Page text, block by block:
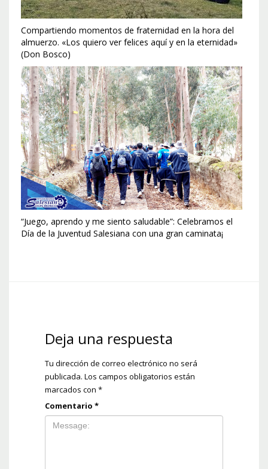
Compartiendo momentos de fraternidad en la hora del
almuerzo. «Los quiero ver felices aquí y en la eternidad»
(Don Bosco)
“Juego, aprendo y me siento saludable”: Celebramos el
Día de la Juventud Salesiana con una gran caminata¡
Deja una respuesta
Tu dirección de correo electrónico no será
publicada. Los campos obligatorios están
marcados con *
Comentario *